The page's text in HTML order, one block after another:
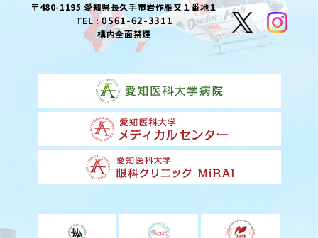
〒480-1195 愛知県長久手市岩作雁又１番地１
TEL :0561-62-3311
構内全面禁煙